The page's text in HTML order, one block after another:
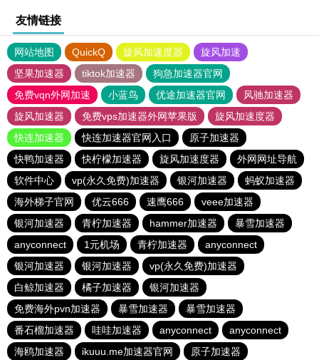
友情链接
网站地图 QuickQ 旋风加速度器
旋风加速
坚果加速器
tiktok加速器
狗急加速器官网
免费vqn外网加速
小蓝鸟 优途加速器官网
风驰加速器
旋风加速器
免费vps加速器外网苹果版
旋风加速度器
快连加速器
快连加速器官网入口
原子加速器
快鸭加速器
快柠檬加速器 旋风加速度器
外网网址导航
软件中心
vp(永久免费)加速器 银河加速器
蚂蚁加速器
海外梯子官网
优云666 速鹰666
veee加速器
银河加速器
青柠加速器 hammer加速器
暴雪加速器
anyconnect
1元机场 青柠加速器
anyconnect
银河加速器
银河加速器
vp(永久免费)加速器
白鲸加速器
橘子加速器
银河加速器
免费海外pvn加速器
暴雪加速器
暴雪加速器
番石榴加速器
哇哇加速器 anyconnect
anyconnect
海鸥加速器
ikuuu.me加速器官网 原子加速器